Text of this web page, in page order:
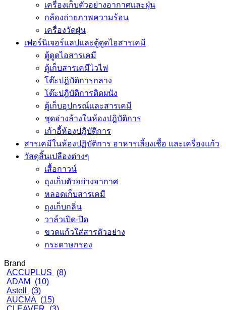
เครื่องเก็บตัวอย่างอากาศเเละฝุ่น
กล้องถ่ายภาพความร้อน
เครื่องวัดฝุ่น
เฟอร์นิเจอร์แลปและตู้ดูดไอสารเคมี
ตู้ดูดไอสารเคมี
ตู้เก็บสารเคมีไวไฟ
โต๊ะปฎิบัติการกลาง
โต๊ะปฎิบัติการติดผนัง
ตู้เก็บอุปกรณ์เเละสารเคมี
ชุดอ่างล้างในห้องปฎิบัติการ
เก้าอี้ห้องปฎิบัติการ
สารเคมีในห้องปฏิบัติการ อาหารเลี้ยงเชื้อ และเครื่องแก้ว
วัสดุสิ้นเปลืองต่างๆ
เสื้อกาวน์
ถุงเก็บตัวอย่างอากาศ
หลอดเก็บสารเคมี
ถุงเก็บกลิ่น
วาล์วเปิด-ปิด
ขวดแก้วใส่สารตัวอย่าง
กระดาษกรอง
Brand
ACCUPLUS
(8)
ADAM
(10)
Astell
(3)
AUCMA (15)